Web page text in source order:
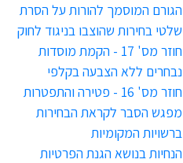
הגורם המוסמך להורות על הסרת
שלטי בחירות שהוצבו בניגוד לחוק
חוזר מס' 17 - הקמת מוסדות
נבחרים ללא הצבעה בקלפי
חוזר מס' 16 - פטירה והתפטרות
מפגש הסבר לקראת הבחירות
ברשויות המקומיות
הנחיות בנושא הגנת הפרטיות